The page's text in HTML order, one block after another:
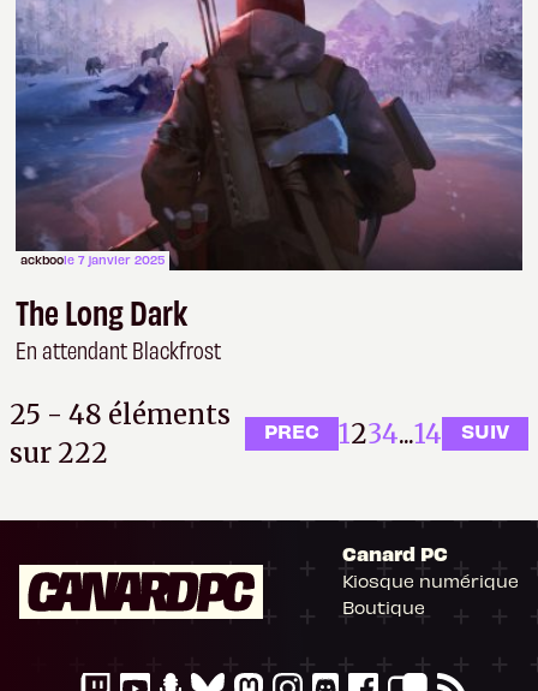
ackboole 7 janvier 2025
The Long Dark
En attendant Blackfrost
25 - 48 éléments
sur 222
PREC 1234...14 SUIV
Canard PC
Kiosque numérique
Boutique
Il n'y a pas de
Cookie à se faire !
Ce site n'a recours à aucun tracker externe, ne partage avec personne